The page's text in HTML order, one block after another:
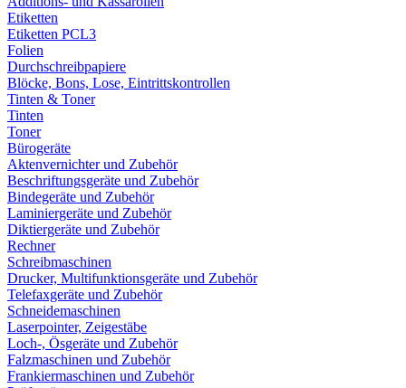
Etiketten
Etiketten PCL3
Folien
Durchschreibpapiere
Blöcke, Bons, Lose, Eintrittskontrollen
Tinten & Toner
Tinten
Toner
Bürogeräte
Aktenvernichter und Zubehör
Beschriftungsgeräte und Zubehör
Bindegeräte und Zubehör
Laminiergeräte und Zubehör
Diktiergeräte und Zubehör
Rechner
Schreibmaschinen
Drucker, Multifunktionsgeräte und Zubehör
Telefaxgeräte und Zubehör
Schneidemaschinen
Laserpointer, Zeigestäbe
Loch-, Ösgeräte und Zubehör
Falzmaschinen und Zubehör
Frankiermaschinen und Zubehör